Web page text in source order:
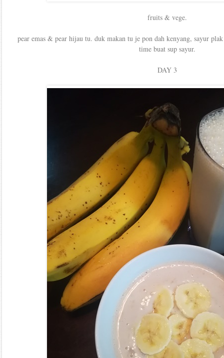
fruits & vege.
pear emas & pear hijau tu. duk makan tu je pon dah kenyang, sayur
time buat sup sayur.
DAY 3